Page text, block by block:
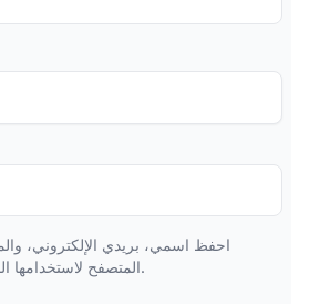
احفظ اسمي، بريدي الإلكتروني،
المتصفح لاستخدامها المرة المقبلة في تعليقي.